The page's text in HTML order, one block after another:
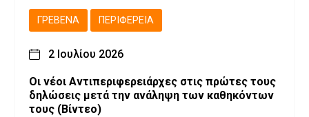
ΓΡΕΒΕΝΆ ΠΕΡΙΦΈΡΕΙΑ
2 Ιουλίου 2026
Οι νέοι Αντιπεριφερειάρχες στις πρώτες τους
δηλώσεις μετά την ανάληψη των καθηκόντων
τους (Βίντεο)